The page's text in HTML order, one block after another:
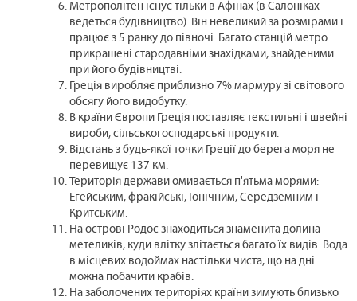
Метрополітен існує тільки в Афінах (в Салоніках
ведеться будівництво). Він невеликий за розмірами і
працює з 5 ранку до півночі. Багато станцій метро
прикрашені стародавніми знахідками, знайденими
при його будівництві.
Греція виробляє приблизно 7% мармуру зі світового
обсягу його видобутку.
В країни Європи Греція поставляє текстильні і швейні
вироби, сільськогосподарські продукти.
Відстань з будь-якої точки Греції до берега моря не
перевищує 137 км.
Територія держави омивається п'ятьма морями:
Егейським, фракійські, Іонічним, Середземним і
Критським.
На острові Родос знаходиться знаменита долина
метеликів, куди влітку злітається багато їх видів. Вода
в місцевих водоймах настільки чиста, що на дні
можна побачити крабів.
На заболочених територіях країни зимують близько